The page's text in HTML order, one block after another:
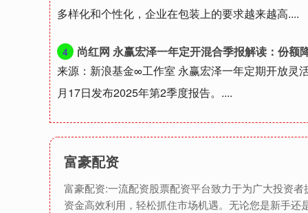
多样化和个性化，企业在包装上的要求越来越高....
4
尚红网 永赢宏泽一年定开混合季报解读：份额降18.37%
来源：新浪基金∞工作室 永赢宏泽一年定期开放灵
月17日发布2025年第2季度报告。....
富豪配资
富豪配资:一流配资股票配资平台致力于为广大投资
资金高效利用，轻松抓住市场机遇。无论您是新手